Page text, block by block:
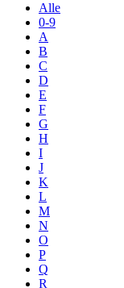
Alle
0-9
A
B
C
D
E
F
G
H
I
J
K
L
M
N
O
P
Q
R